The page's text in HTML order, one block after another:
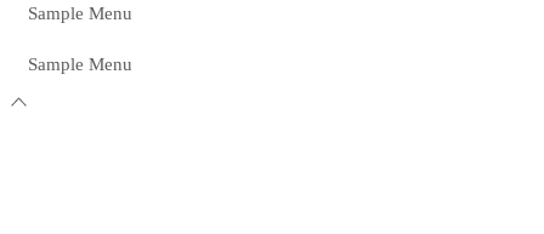
Sample Menu
Sample Menu